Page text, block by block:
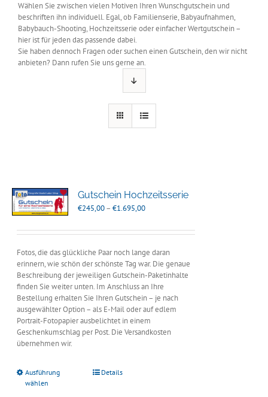
Wählen Sie zwischen vielen Motiven Ihren Wunschgutschein und
beschriften ihn individuell. Egal, ob Familienserie, Babyaufnahmen,
Babybauch-Shooting, Hochzeitsserie oder einfacher Wertgutschein –
hier ist für jeden das passende dabei.
Sie haben dennoch Fragen oder suchen einen Gutschein, den wir nicht
anbieten? Dann rufen Sie uns gerne an.
Gutschein Hochzeitsserie
€245,00–€1.695,00Preisspanne:
bis
Fotos, die das glückliche Paar noch lange daran
erinnern, wie schön der schönste Tag war. Die genaue
Beschreibung der jeweiligen Gutschein-Paketinhalte
finden Sie weiter unten. Im Anschluss an Ihre
Bestellung erhalten Sie Ihren Gutschein – je nach
ausgewählter Option – als E-Mail oder auf edlem
Portrait-Fotopapier ausbelichtet in einem
Geschenkumschlag per Post. Die Versandkosten
übernehmen wir.
Ausführung
wählen
Details